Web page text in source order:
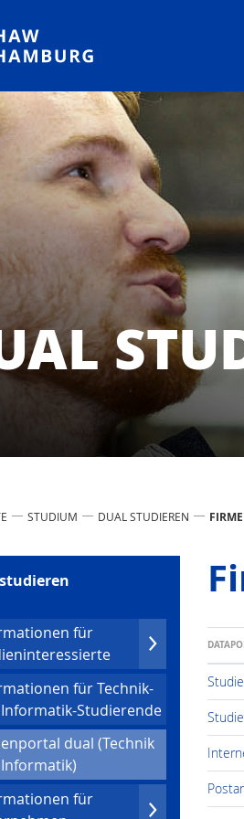
für Angewandte Wissenschaften Hamburg
STUDIUM DUAL STUDIEREN
für
für Technik-
Studierende
dual (Technik
für